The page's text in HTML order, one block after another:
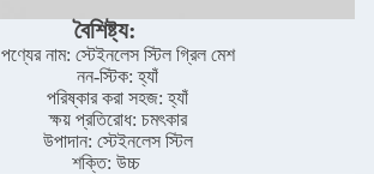
বৈশিষ্ট্য:
পণ্যের নাম: স্টেইনলেস স্টিল গ্রিল মেশ
নন-স্টিক: হ্যাঁ
পরিষ্কার করা সহজ: হ্যাঁ
ক্ষয় প্রতিরোধ: চমৎকার
উপাদান: স্টেইনলেস স্টিল
শক্তি: উচ্চ